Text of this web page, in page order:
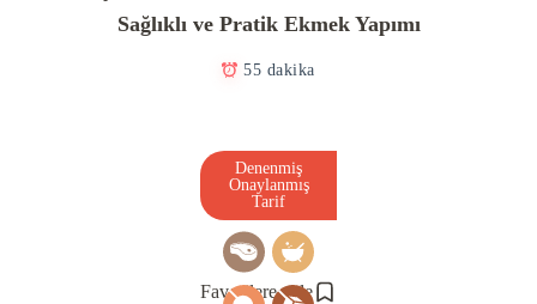
Sağlıklı ve Pratik Ekmek Yapımı
55 dakika
Favorilere ekle
Denenmiş
Onaylanmış
Tarif